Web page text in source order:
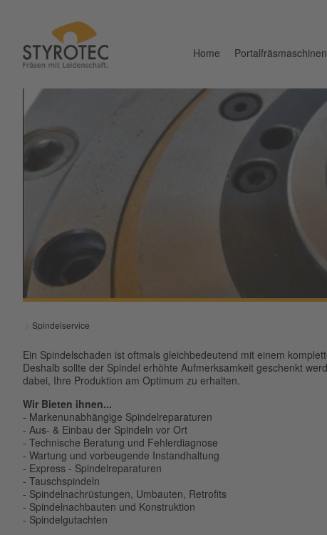
Home Portalfräsmaschinen
> Spindelservice
Ein Spindelschaden ist oftmals gleichbedeutend mit einem
Deshalb sollte der Spindel erhöhte Aufmerksamkeit geschenkt
dabei, Ihre Produktion am Optimum zu erhalten.
Wir Bieten ihnen...
- Markenunabhängige Spindelreparaturen
- Aus- & Einbau der Spindeln vor Ort
- Technische Beratung und Fehlerdiagnose
- Wartung und vorbeugende Instandhaltung
- Express - Spindelreparaturen
- Tauschspindeln
- Spindelnachrüstungen, Umbauten, Retrofits
- Spindelnachbauten und Konstruktion
- Spindelgutachten